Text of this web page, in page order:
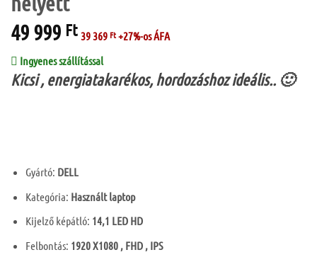
999 Ft.
49 999 FtCurrent
price
is:
49
39 369 Ft+27%-os ÁFA
Ingyenes szállítással
Kicsi , energiatakarékos, hordozáshoz ideális.. 🙂
Gyártó: DELL
Kategória: Használt laptop
Kijelző képátló: 14,1 LED HD
Felbontás: 1920 X1080 , FHD , IPS